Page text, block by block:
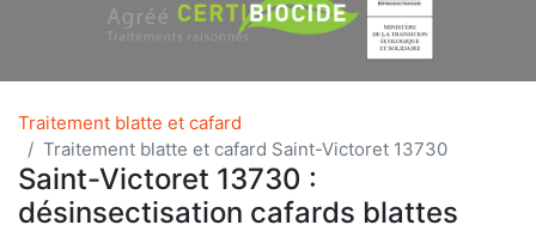
Traitement blatte et cafard
Traitement blatte et cafard Saint-Victoret 13730
Saint-Victoret 13730 :
désinsectisation cafards blattes